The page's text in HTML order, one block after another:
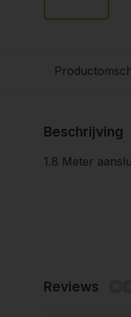
Beschrijving
1.8 Meter
Reviews